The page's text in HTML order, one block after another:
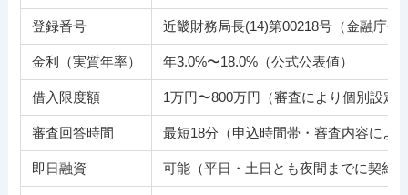
登録番号 近畿財務局長(14)第00218号（金融庁登
金利（実質年率） 年3.0%〜18.0%（公式公表値）
借入限度額 1万円〜800万円（審査により個別設定
審査回答時間 最短18分（申込時間帯・審査内容によ
即日融資 可能（平日・土日とも夜間までに契約